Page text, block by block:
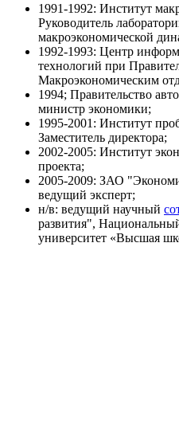
1991-1992: Институт
Руководитель
макроэкономической
1992-1993: Центр
технологий при
Макроэкономическим
1994; Правительство
министр экономики;
1995-2001: Институт
Заместитель директора;
2002-2005: Институт
проекта;
2005-2009: ЗАО
ведущий эксперт;
н/в: ведущий научный
развития",
университет «Высшая